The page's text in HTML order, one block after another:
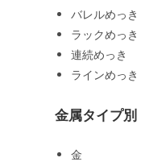
バレルめっき
ラックめっき
連続めっき
ラインめっき
金属タイプ別
金